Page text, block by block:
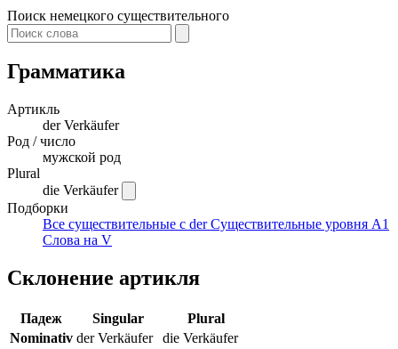
Поиск немецкого существительного
Грамматика
Артикль
derVerkäufer
Род / число
мужской род
Plural
die Verkäufer
Подборки
Все существительные с derСуществительные уровня A1
Слова на V
Склонение артикля
Падеж Singular
Plural
Nominativ der Verkäufer
die Verkäufer